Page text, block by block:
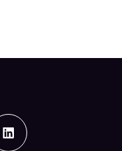
Linkedin